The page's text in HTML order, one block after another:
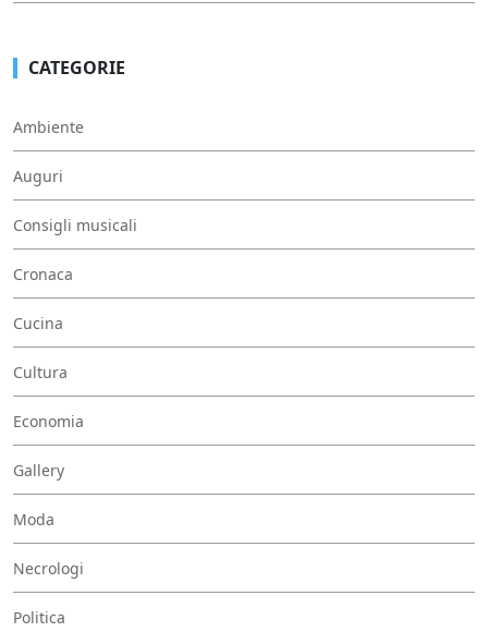
CATEGORIE
Ambiente
Auguri
Consigli musicali
Cronaca
Cucina
Cultura
Economia
Gallery
Moda
Necrologi
Politica